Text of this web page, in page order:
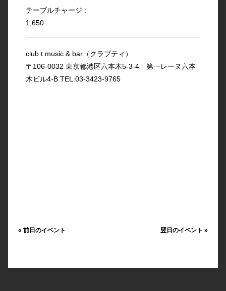
テーブルチャージ :
1,650
club t music & bar（クラブティ）
〒106-0032 東京都港区六本木5-3-4 第一レーヌ六本
木ビル4-B TEL:03-3423-9765
« 前日のイベント 翌日のイベント»